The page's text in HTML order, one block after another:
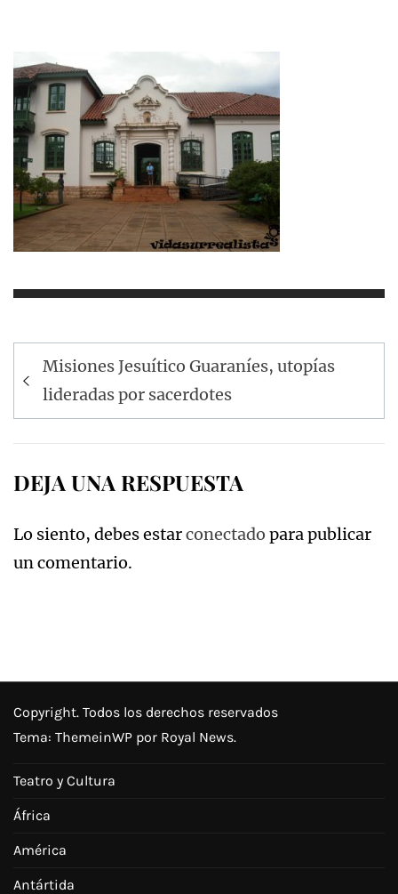
Navegación
de
entradas
Misiones Jesuítico Guaraníes, utopías
lideradas por sacerdotes
DEJA UNA RESPUESTA
Lo siento, debes estarconectado para publicar
un comentario.
Copyright. Todos los derechos reservados
Tema: ThemeinWP por Royal News.
Teatro y Cultura
África
América
Antártida